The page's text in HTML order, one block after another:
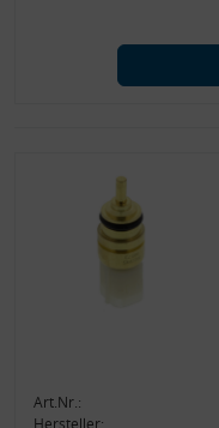
Art.Nr.:
Hersteller: